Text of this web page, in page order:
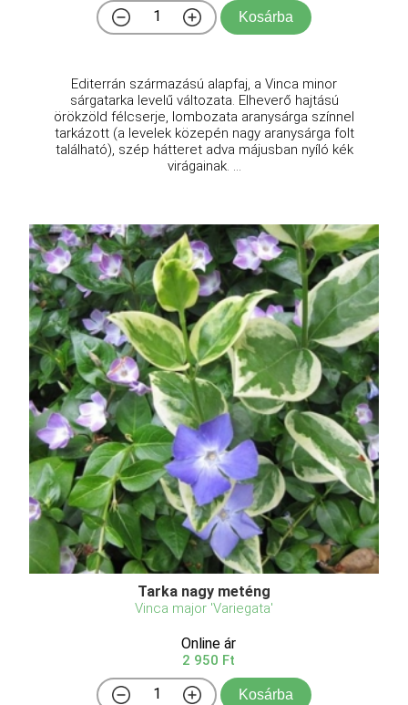
Kosárba
Editerrán származású alapfaj, a Vinca minor
sárgatarka levelű változata. Elheverő hajtású
örökzöld félcserje, lombozata aranysárga színnel
tarkázott (a levelek közepén nagy aranysárga folt
található), szép hátteret adva májusban nyíló kék
virágainak. ...
Tarka nagy meténg
Vinca major 'Variegata'
Online ár
2 950 Ft
Kosárba